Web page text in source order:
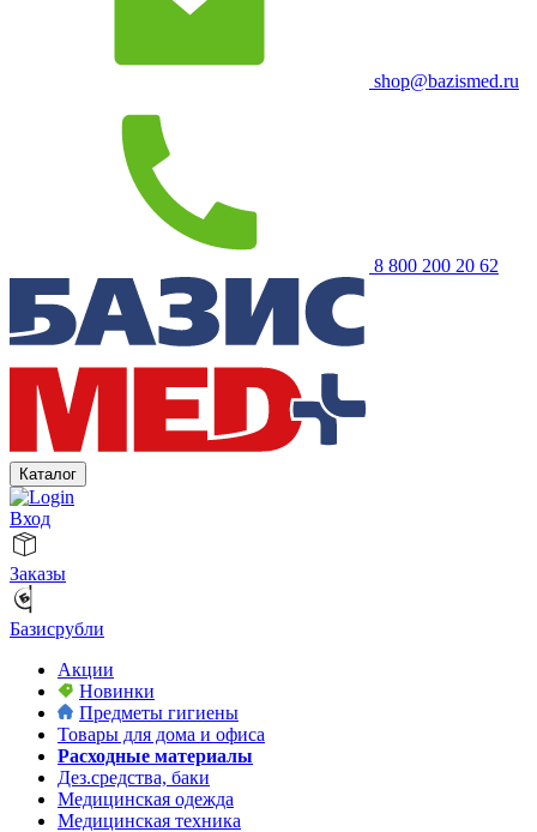
shop@bazismed.ru
8 800 200 20 62
Каталог
Вход
Заказы
Базисрубли
Акции
Новинки
Предметы гигиены
Товары для дома и офиса
Расходные материалы
Дез.средства, баки
Медицинская одежда
Медицинская техника